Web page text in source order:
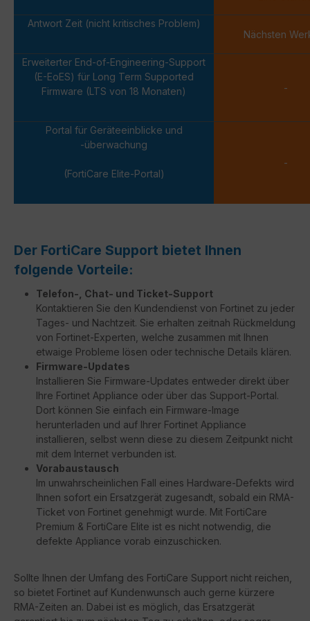
Antwort Zeit (nicht kritisches Problem)
Nächsten
Erweiterter End-of-Engineering-Support
(E-EoES) für Long Term Supported
Firmware (LTS von 18 Monaten)
-
Portal für Geräteeinblicke und
-überwachung
(FortiCare Elite-Portal)
-
Der FortiCare Support bietet Ihnen
folgende Vorteile:
Telefon-, Chat- und Ticket-Support
Kontaktieren Sie den Kundendienst von Fortinet zu jeder
Tages- und Nachtzeit. Sie erhalten zeitnah Rückmeldung
von Fortinet-Experten, welche zusammen mit Ihnen
etwaige Probleme lösen oder technische Details klären.
Firmware-Updates
Installieren Sie Firmware-Updates entweder direkt über
Ihre Fortinet Appliance oder über das Support-Portal.
Dort können Sie einfach ein Firmware-Image
herunterladen und auf Ihrer Fortinet Appliance
installieren, selbst wenn diese zu diesem Zeitpunkt nicht
mit dem Internet verbunden ist.
Vorabaustausch
Im unwahrscheinlichen Fall eines Hardware-Defekts wird
Ihnen sofort ein Ersatzgerät zugesandt, sobald ein RMA-
Ticket von Fortinet genehmigt wurde. Mit FortiCare
Premium & FortiCare Elite ist es nicht notwendig, die
defekte Appliance vorab einzuschicken.
Sollte Ihnen der Umfang des FortiCare Support nicht reichen,
so bietet Fortinet auf Kundenwunsch auch gerne kürzere
RMA-Zeiten an. Dabei ist es möglich, das Ersatzgerät